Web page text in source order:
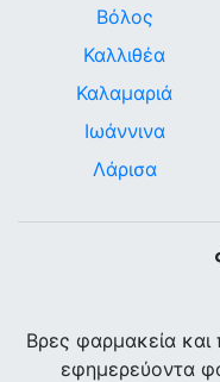
Βόλος
Καλλιθέα
Καλαμαριά
Ιωάννινα
Λάρισα
Βρες φαρμακεία
εφημερεύοντα